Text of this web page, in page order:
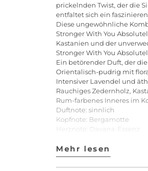
prickelnden Twist, der die
entfaltet sich ein
Diese ungewöhnliche
Stronger With You
Kastanien und der
Stronger With You
Ein betörender Duft, der
Orientalisch-pudrig mit
Intensiver Lavendel und
Rauchiges Zedernholz,
Rum-farbenes Inneres im
Duftnote: sinnlich
Kopfnote: Bergamotte
Herznote: Davana-Essenz
Anwendung: Mit dem
ist. Dafür reichen bereits
Handgelenksinnenseiten)
Mehr lesen
Mehr lesen